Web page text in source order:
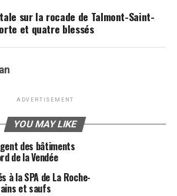
sur la rocade de Talmont-Saint-
et quatre blessés
ADVERTISEMENT
YOU MAY LIKE
des bâtiments
de la Vendée
à la SPA de La Roche-
et saufs